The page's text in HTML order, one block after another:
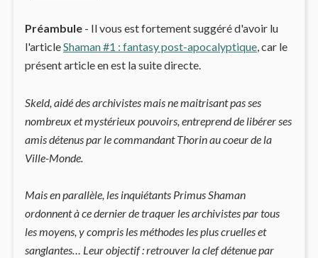
Préambule- Il vous est fortement suggéré d'avoir lu
l'articleShaman #1 : fantasy post-apocalyptique, car le
présent article en est la suite directe.
Skeld, aidé des archivistes mais ne maitrisant pas ses
nombreux et mystérieux pouvoirs, entreprend de libérer ses
amis détenus par le commandant Thorin au coeur de la
Ville-Monde.
Mais en parallèle, les inquiétants Primus Shaman
ordonnent à ce dernier de traquer les archivistes par tous
les moyens, y compris les méthodes les plus cruelles et
sanglantes… Leur objectif : retrouver la clef détenue par